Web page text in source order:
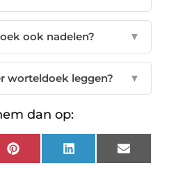
ook nadelen? ▼
worteldoek leggen? ▼
dan op:
Pinterest LinkedIn Email